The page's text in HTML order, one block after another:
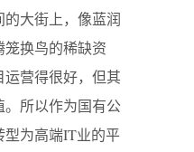
大街上，像蓝润
换鸟的稀缺资
营得很好，但其
所以作为国有公
型为高端IT业的平